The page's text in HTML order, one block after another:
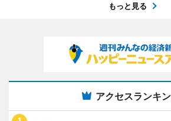
もっと見る
アクセスランキ